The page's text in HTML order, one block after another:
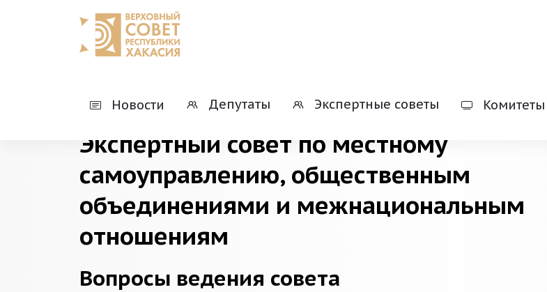
Новости Депутаты Экспертные советы
Экспертный совет по местному
самоуправлению, общественным
объединениями и межнациональным
отношениям
Вопросы ведения совета